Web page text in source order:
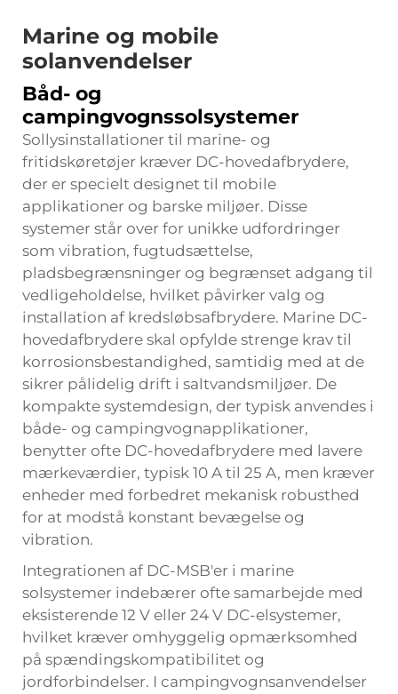
Marine og mobile
solanvendelser
Båd- og
campingvognssolsystemer
Sollysinstallationer til marine- og
fritidskøretøjer kræver DC-hovedafbrydere,
der er specielt designet til mobile
applikationer og barske miljøer. Disse
systemer står over for unikke udfordringer
som vibration, fugtudsættelse,
pladsbegrænsninger og begrænset adgang til
vedligeholdelse, hvilket påvirker valg og
installation af kredsløbsafbrydere. Marine DC-
hovedafbrydere skal opfylde strenge krav til
korrosionsbestandighed, samtidig med at de
sikrer pålidelig drift i saltvandsmiljøer. De
kompakte systemdesign, der typisk anvendes i
både- og campingvognapplikationer,
benytter ofte DC-hovedafbrydere med lavere
mærkeværdier, typisk 10 A til 25 A, men kræver
enheder med forbedret mekanisk robusthed
for at modstå konstant bevægelse og
vibration.
Integrationen af DC-MSB'er i marine
solsystemer indebærer ofte samarbejde med
eksisterende 12 V eller 24 V DC-elsystemer,
hvilket kræver omhyggelig opmærksomhed
på spændingskompatibilitet og
jordforbindelser. I campingvognsanvendelser